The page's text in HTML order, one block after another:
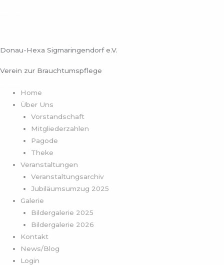
Donau-Hexa Sigmaringendorf e.V.
Verein zur Brauchtumspflege
Home
Über Uns
Vorstandschaft
Mitgliederzahlen
Pagode
Theke
Veranstaltungen
Veranstaltungsarchiv
Jubiläumsumzug 2025
Galerie
Bildergalerie 2025
Bildergalerie 2026
Kontakt
News/Blog
Login